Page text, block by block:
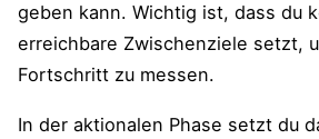
geben kann. Wichtig ist, dass du
erreichbare Zwischenziele setzt,
Fortschritt zu messen.
In der aktionalen Phase setzt du